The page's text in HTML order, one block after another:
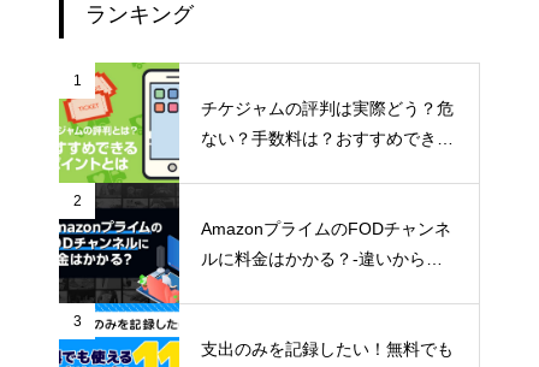
ランキング
1
チケジャムの評判は実際どう？危
ない？手数料は？おすすめできる
2
AmazonプライムのFODチャンネ
ルに料金はかかる？-違いからメ
3
支出のみを記録したい！無料でも